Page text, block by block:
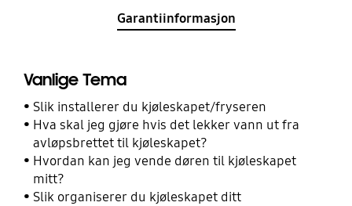
Garantiinformasjon
Vanlige Tema
Slik installerer du kjøleskapet/fryseren
Hva skal jeg gjøre hvis det lekker vann ut fra
avløpsbrettet til kjøleskapet?
Hvordan kan jeg vende døren til kjøleskapet
mitt?
Slik organiserer du kjøleskapet ditt